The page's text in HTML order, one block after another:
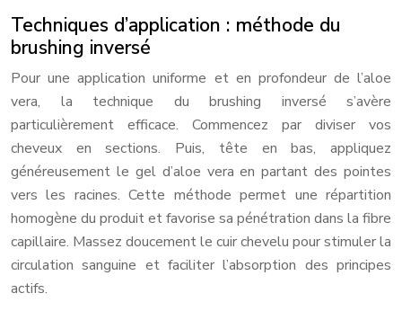
Techniques d’application : méthode du
brushing inversé
Pour une application uniforme et en profondeur de l’aloe
vera, la technique du brushing inversé s’avère
particulièrement efficace. Commencez par diviser vos
cheveux en sections. Puis, tête en bas, appliquez
généreusement le gel d’aloe vera en partant des pointes
vers les racines. Cette méthode permet une répartition
homogène du produit et favorise sa pénétration dans la fibre
capillaire. Massez doucement le cuir chevelu pour stimuler la
circulation sanguine et faciliter l’absorption des principes
actifs.